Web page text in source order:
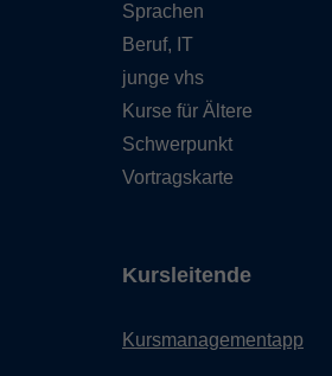
Sprachen
Beruf, IT
junge vhs
Kurse für Ältere
Schwerpunkt
Vortragskarte
Kursleitende
Kursmanagementapp